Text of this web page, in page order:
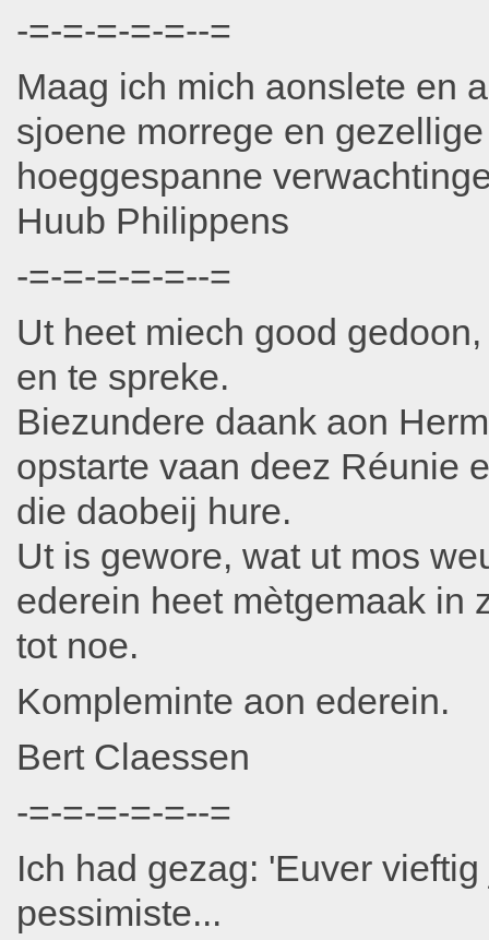
-=-=-=-=-=--=
Maag ich mich aonslete en
sjoene morrege en
hoeggespanne
Huub Philippens
-=-=-=-=-=--=
Ut heet miech good
en te spreke.
Biezundere daank aon
opstarte vaan deez Réunie
die daobeij hure.
Ut is gewore, wat ut mos
ederein heet mètgemaak in
tot noe.
Kompleminte aon ederein.
Bert Claessen
-=-=-=-=-=--=
Ich had gezag: 'Euver
pessimiste...